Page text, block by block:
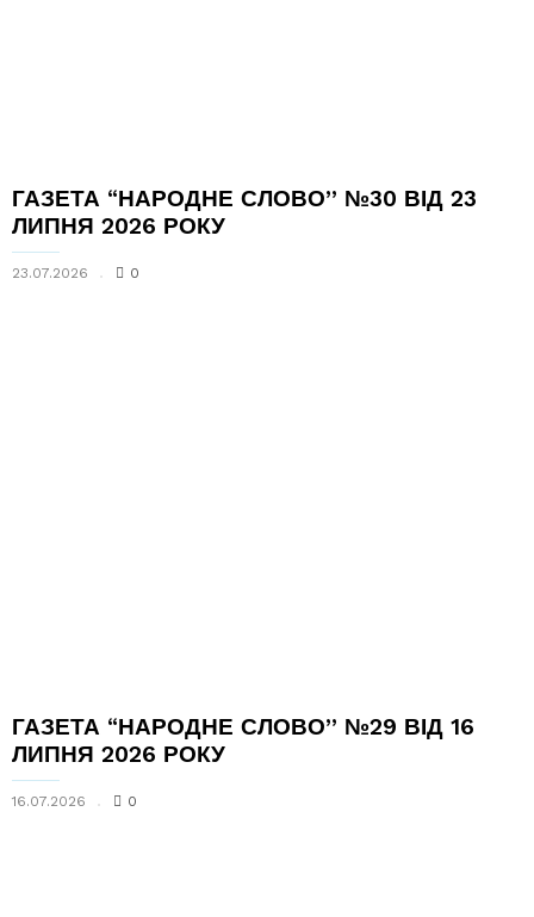
ГАЗЕТА “НАРОДНЕ СЛОВО” №30 ВІД 23
ЛИПНЯ 2026 РОКУ
23.07.2026 0
ГАЗЕТА “НАРОДНЕ СЛОВО” №29 ВІД 16
ЛИПНЯ 2026 РОКУ
16.07.2026 0